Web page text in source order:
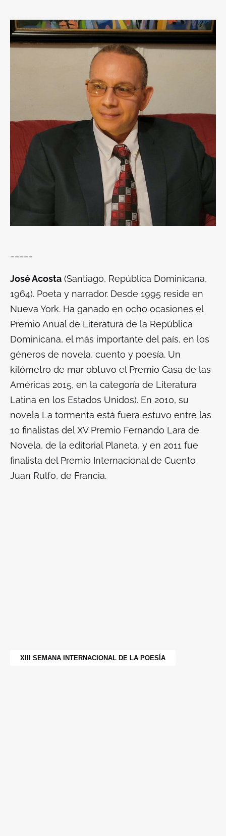
José Acosta (Santiago, República Dominicana,
1964). Poeta y narrador. Desde 1995 reside en
Nueva York. Ha ganado en ocho ocasiones el
Premio Anual de Literatura de la República
Dominicana, el más importante del país, en los
géneros de novela, cuento y poesía. Un
kilómetro de mar obtuvo el Premio Casa de las
Américas 2015, en la categoría de Literatura
Latina en los Estados Unidos). En 2010, su
novela La tormenta está fuera estuvo entre las
10 finalistas del XV Premio Fernando Lara de
Novela, de la editorial Planeta, y en 2011 fue
finalista del Premio Internacional de Cuento
Juan Rulfo, de Francia.
XIII SEMANA INTERNACIONAL DE LA POESÍA